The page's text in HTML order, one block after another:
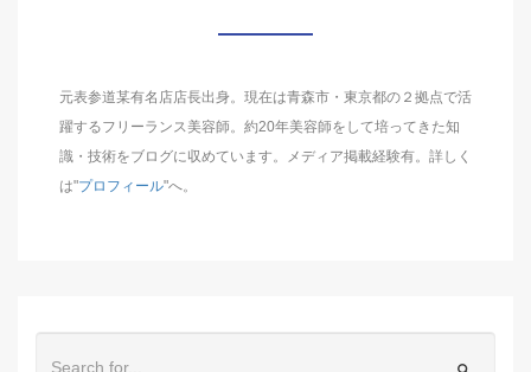
元表参道某有名店店長出身。現在は青森市・東京都の２拠点で活
躍するフリーランス美容師。約20年美容師をして培ってきた知
識・技術をブログに収めています。メディア掲載経験有。詳しく
は"プロフィール"へ。